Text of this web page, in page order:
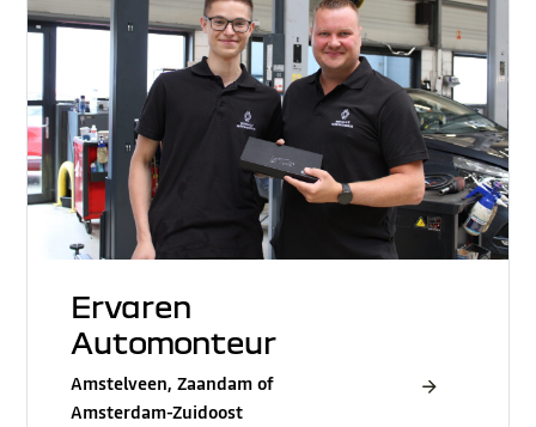
Ervaren
Automonteur
Amstelveen, Zaandam of
Amsterdam-Zuidoost